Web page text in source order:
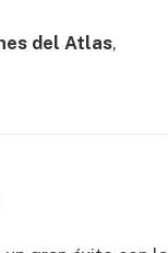
del Atlas,